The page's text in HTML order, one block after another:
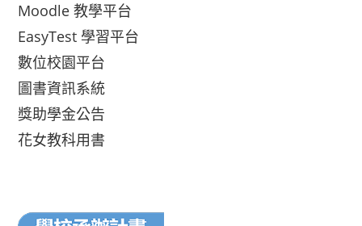
Moodle 教學平台
EasyTest 學習平台
數位校園平台
圖書資訊系統
獎助學金公告
花女教科用書